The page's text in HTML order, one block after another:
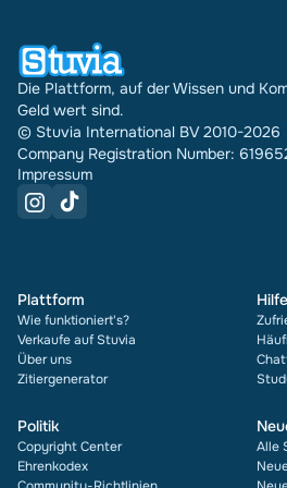
Die Plattform, auf der Wissen und
Geld wert sind.
© Stuvia International BV 2010-2026
Company Registration Number:
Impressum
Plattform
Wie funktioniert's?
Verkaufe auf Stuvia
Über uns
Zitiergenerator
Politik
Copyright Center
Ehrenkodex
Alle